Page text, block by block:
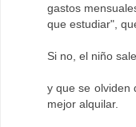
gastos
que estudiar",
Si no, el niño
y que se olviden
mejor alquilar.